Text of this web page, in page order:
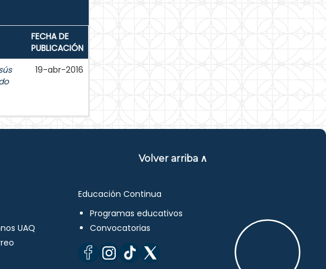
FECHA DE
PUBLICACIÓN
19-abr-2016
Volver arriba ∧
UAQ
Educación Continua
Programas educativos
Convocatorias